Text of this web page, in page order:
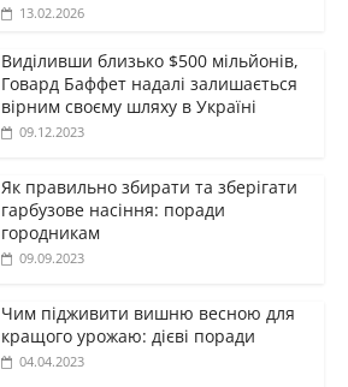
13.02.2026
Виділивши близько $500 мільйонів,
Говард Баффет надалі залишається
вірним своєму шляху в Україні
09.12.2023
Як правильно збирати та зберігати
гарбузове насіння: поради
городникам
09.09.2023
Чим підживити вишню весною для
кращого урожаю: дієві поради
04.04.2023